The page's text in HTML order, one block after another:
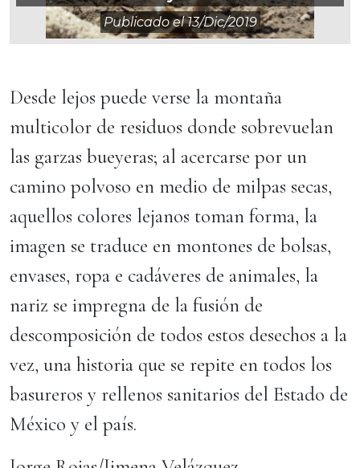
Publicado el13/dic/2019
Desde lejos puede verse la montaña
multicolor de residuos donde sobrevuelan
las garzas bueyeras; al acercarse por un
camino polvoso en medio de milpas secas,
aquellos colores lejanos toman forma, la
imagen se traduce en montones de bolsas,
envases, ropa e cadáveres de animales, la
nariz se impregna de la fusión de
descomposición de todos estos desechos a la
vez, una historia que se repite en todos los
basureros y rellenos sanitarios del Estado de
México y el país.